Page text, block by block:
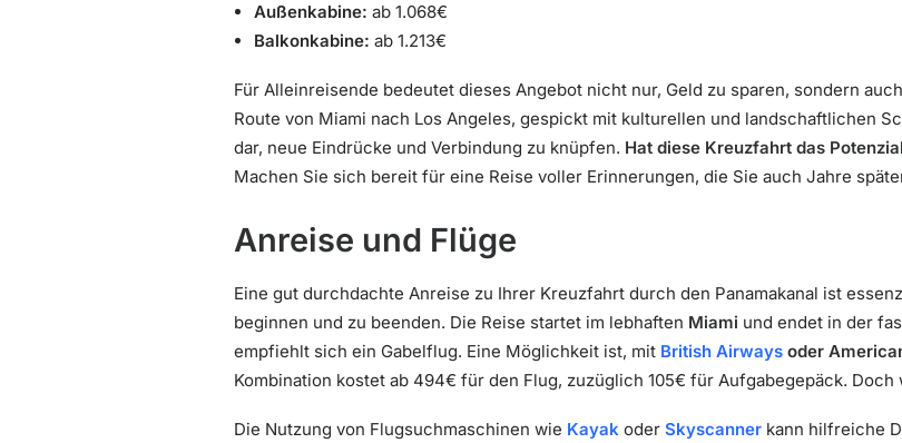
Außenkabine: ab 1.068€
Balkonkabine: ab 1.213€
Für Alleinreisende bedeutet dieses Angebot nicht nur, Geld zu sparen, sondern
Route von Miami nach Los Angeles, gespickt mit kulturellen und landschaftlichen
dar, neue Eindrücke und Verbindung zu knüpfen. Hat diese Kreuzfahrt das
Machen Sie sich bereit für eine Reise voller Erinnerungen, die Sie auch Jahre
Anreise und Flüge
Eine gut durchdachte Anreise zu Ihrer Kreuzfahrt durch den Panamakanal ist
beginnen und zu beenden. Die Reise startet im lebhaften Miami und endet in der
empfiehlt sich ein Gabelflug. Eine Möglichkeit ist, mit British Airways oder
Kombination kostet ab 494€ für den Flug, zuzüglich 105€ für Aufgabegepäck.
Die Nutzung von Flugsuchmaschinen wie Kayak oder Skyscanner kann hilfreiche